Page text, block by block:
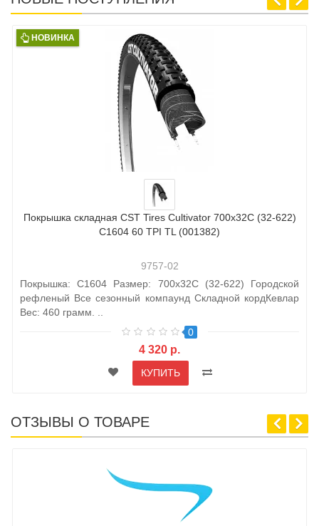
НОВИНКА
Покрышка складная CST Tires Cultivator 700x32C (32-622)
C1604 60 TPI TL (001382)
9757-02
Покрышка: C1604 Размер: 700x32C (32-622) Городской
рефленый Все сезонный компаунд Складной кордКевлар
Вес: 460 грамм. ..
0
4 320 р.
КУПИТЬ
ОТЗЫВЫ О ТОВАРЕ